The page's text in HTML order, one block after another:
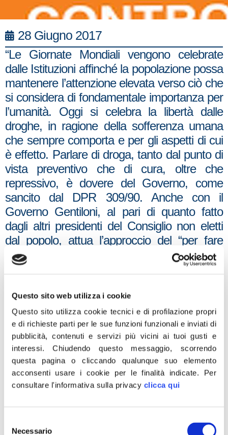
Questo sito web utilizza i cookie
Questo sito utilizza cookie tecnici e di profilazione propri
e di richieste parti per le sue funzioni funzionali e inviati di
pubblicità, contenuti e servizi più vicini ai tuoi gusti e
interessi.Chiudendo questo messaggio, scorrendo
questa pagina o cliccando qualunque suo elemento
acconsenti usare i cookie per le finalità indicate. Per
consultare l'informativa sulla privacy clicca qui
delNecessario
28 Giugno 2017
“Le Giornate Mondiali vengono celebrate
dalle Istituzioni affinché la popolazione possa
mantenere l’attenzione elevata verso ciò che
si considera di fondamentale importanza per
l’umanità. Oggi si celebra la libertà dalle
droghe, in ragione della sofferenza umana
che sempre comporta e per gli aspetti di cui
è effetto. Parlare di droga, tanto dal punto di
vista preventivo che di cura, oltre che
repressivo, è dovere del Governo, come
sancito dal DPR 309/90. Anche con il
Governo Gentiloni, al pari di quanto fatto
dagli altri presidenti del Consiglio non eletti
dal popolo, attua l’approccio del “per fare
cassa, va bene tutto”. In ragione di ciò, negli
anni, fino all’inverosimile, sono stati ridotti i
Antidroga della Presidenza del Consiglio dei
Ministri, fino a renderlo contenitore vuoto
sotto ogni aspetto, sono stati proposti
costantemente dati lacunosi sull’entità del
fenomeno droghe e pressoché nulla è stato
fatto per evitare il primo contatto con le
droghe o per posticiparlo il più possibile.
questi Governi, nel tentativo di liberalizzare la